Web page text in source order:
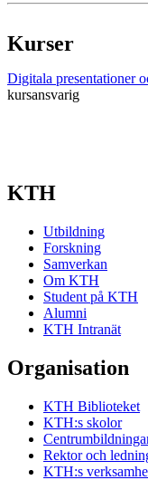
Kurser
Digitala presentationer
kursansvarig
KTH
Utbildning
Forskning
Samverkan
Om KTH
Student på KTH
Alumni
KTH Intranät
Organisation
KTH Biblioteket
KTH:s skolor
Rektor och
KTH:s